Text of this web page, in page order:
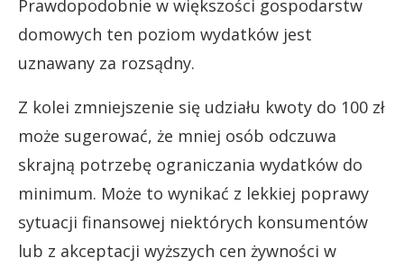
Prawdopodobnie w większości gospodarstw
domowych ten poziom wydatków jest
uznawany za rozsądny.
Z kolei zmniejszenie się udziału kwoty do 100 zł
może sugerować, że mniej osób odczuwa
skrajną potrzebę ograniczania wydatków do
minimum. Może to wynikać z lekkiej poprawy
sytuacji finansowej niektórych konsumentów
lub z akceptacji wyższych cen żywności w